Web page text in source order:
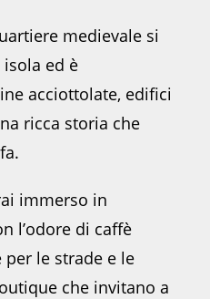
medievale si
isola ed è
acciottolate, edifici
ricca storia che
immerso in
l’odore di caffè
le strade e le
che invitano a